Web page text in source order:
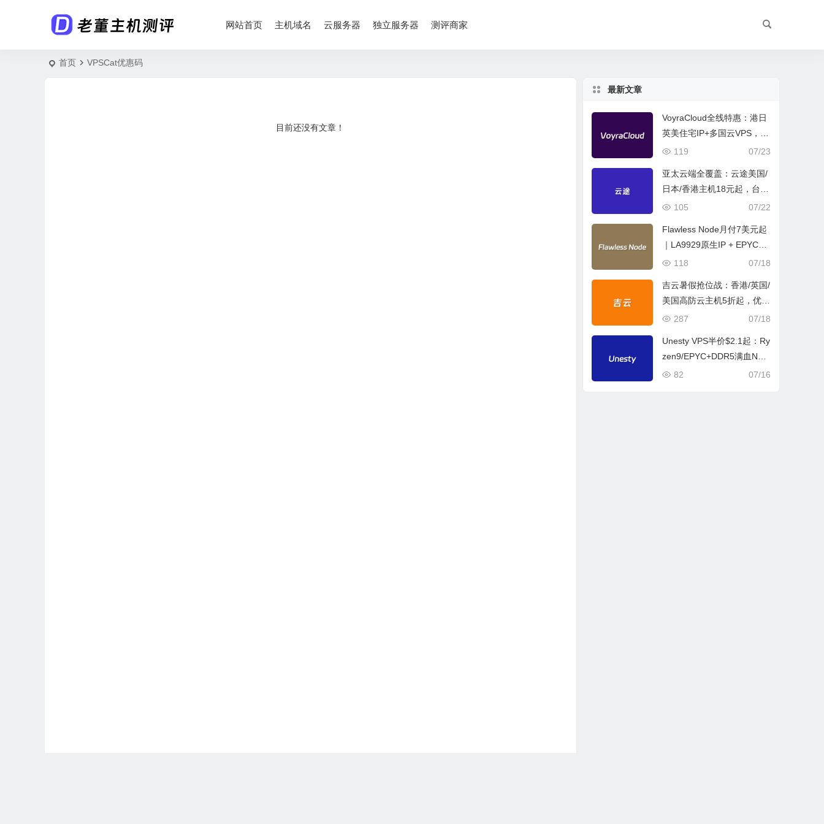
网站首页 主机域名 云服务器 独立服务器 测评商家
首页 VPSCat优惠码
目前还没有文章！
最新文章
VoyraCloud全线特惠：港日
英美住宅IP+多国云VPS，Wi
n系统直降10%
07/23
119
亚太云端全覆盖：云途美国/
日本/香港主机18元起，台湾
VPS高端独享298元起
07/22
105
Flawless Node月付7美元起
｜LA9929原生IP + EPYC处
理器 + NVMe高速盘
07/18
118
吉云暑假抢位战：香港/英国/
美国高防云主机5折起，优化
线路+BGP双IP
07/18
287
Unesty VPS半价$2.1起：Ry
zen9/EPYC+DDR5满血NV
Me，德/美/英三节点不限流
07/16
82